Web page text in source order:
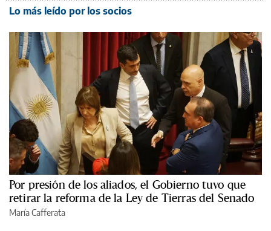
Lo más leído por los socios
Por presión de los aliados, el Gobierno tuvo que
retirar la reforma de la Ley de Tierras del Senado
María Cafferata